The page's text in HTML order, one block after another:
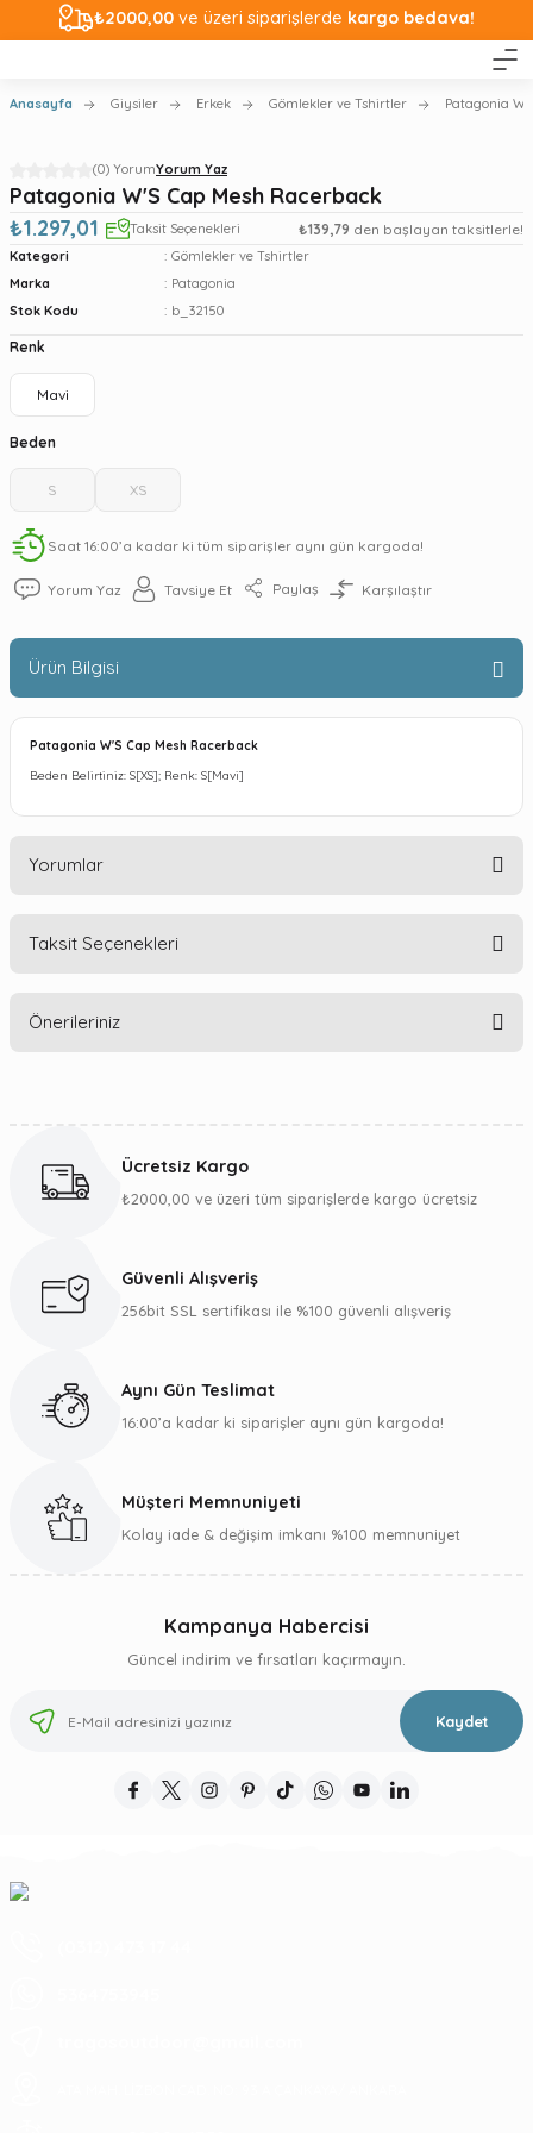
₺2000,00 ve üzeri siparişlerde kargo bedava!
Anasayfa Giysiler Erkek Gömlekler ve Tshirtler Patagonia
(0) YorumYorum Yaz
Patagonia W'S Cap Mesh Racerback
₺1.297,01
Taksit Seçenekleri ₺139,79 den başlayan taksitlerle!
Kategori
Gömlekler ve Tshirtler
Marka
Patagonia
Stok Kodu
b_32150
Renk
Mavi
Beden
S XS
Saat 16:00’a kadar ki tüm siparişler aynı gün kargoda!
Yorum Yaz Tavsiye Et Paylaş Karşılaştır
Ürün Bilgisi
Patagonia W'S Cap Mesh Racerback
Beden Belirtiniz: S[XS]; Renk: S[Mavi]
Yorumlar
Taksit Seçenekleri
Önerileriniz
Görüş ve önerileriniz için teşekkür ederiz.
Ürün bilgilerinde hatalar bulunuyor.
Gönder
Ücretsiz Kargo
₺2000,00 ve üzeri tüm siparişlerde kargo ücretsiz
Güvenli Alışveriş
256bit SSL sertifikası ile %100 güvenli alışveriş
Aynı Gün Teslimat
16:00’a kadar ki siparişler aynı gün kargoda!
Müşteri Memnuniyeti
Kolay iade & değişim imkanı %100 memnuniyet
Kampanya Habercisi
Güncel indirim ve fırsatları kaçırmayın.
Kaydet